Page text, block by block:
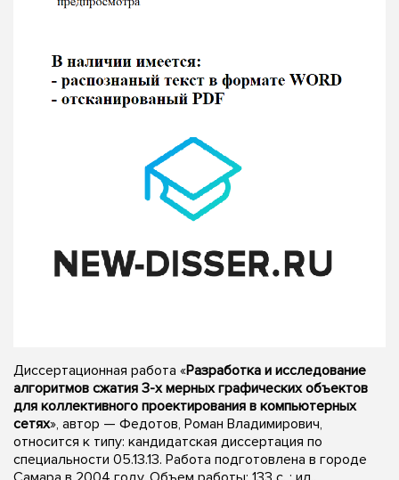
Диссертационная работа «Разработка и исследование
алгоритмов сжатия 3-х мерных графических объектов
для коллективного проектирования в компьютерных
сетях», автор — Федотов, Роман Владимирович,
относится к типу: кандидатская диссертация по
специальности 05.13.13. Работа подготовлена в городе